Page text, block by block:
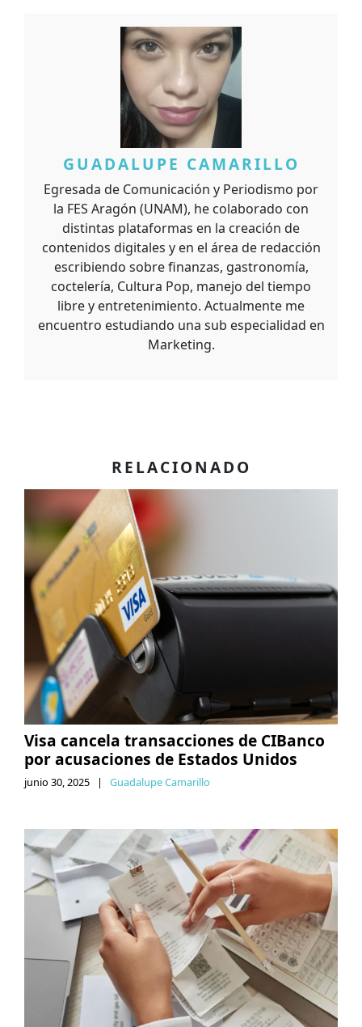
GUADALUPE CAMARILLO
Egresada de Comunicación y Periodismo por
la FES Aragón (UNAM), he colaborado con
distintas plataformas en la creación de
contenidos digitales y en el área de redacción
escribiendo sobre finanzas, gastronomía,
coctelería, Cultura Pop, manejo del tiempo
libre y entretenimiento. Actualmente me
encuentro estudiando una sub especialidad en
Marketing.
RELACIONADO
Visa cancela transacciones de CIBanco
por acusaciones de Estados Unidos
junio 30, 2025 | Guadalupe Camarillo